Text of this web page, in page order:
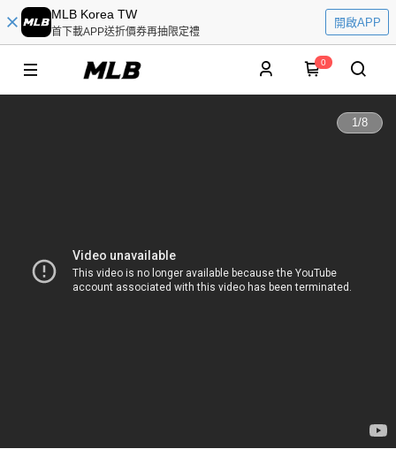
MLB Korea TW
首下載APP送折價券再抽限定禮
開啟APP
0
1/8